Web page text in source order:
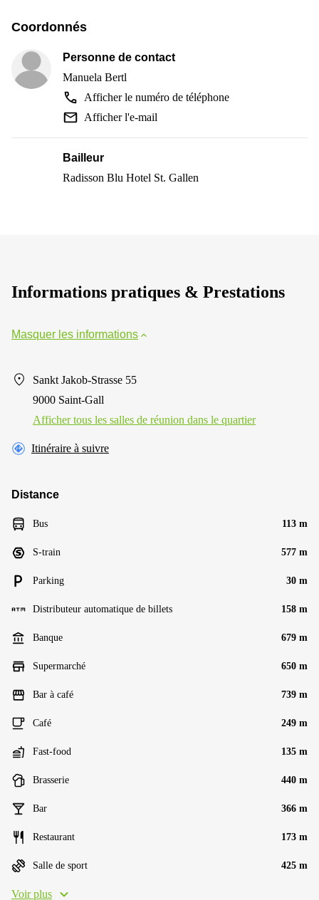
Coordonnés
Personne de contact
Manuela Bertl
Afficher le numéro de téléphone
Afficher l'e-mail
Bailleur
Radisson Blu Hotel St. Gallen
Informations pratiques & Prestations
Masquer les informations
Sankt Jakob-Strasse 55
9000 Saint-Gall
Afficher tous les salles de réunion dans le quartier
Itinéraire à suivre
Distance
Bus 113 m
S-train 577 m
Parking 30 m
Distributeur automatique de billets 158 m
Banque 679 m
Supermarché 650 m
Bar à café 739 m
Café 249 m
Fast-food 135 m
Brasserie 440 m
Bar 366 m
Restaurant 173 m
Salle de sport 425 m
Voir plus